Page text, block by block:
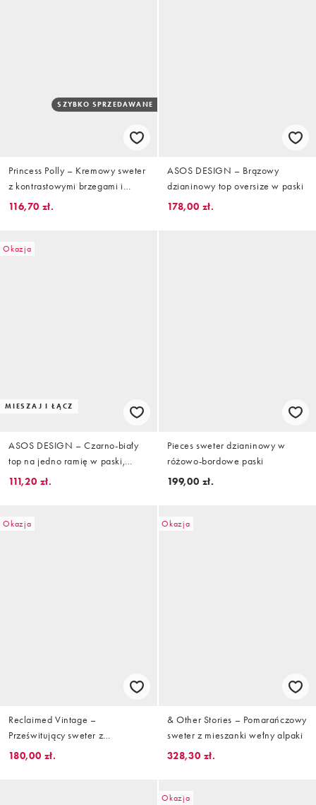
SZYBKO SPRZEDAWANE
Princess Polly – Kremowy sweter
z kontrastowymi brzegami i
grafiką konia
116,70 zł.
ASOS DESIGN – Brązowy
dzianinowy top oversize w paski
178,00 zł.
Okazja
MIESZAJ I ŁĄCZ
ASOS DESIGN – Czarno-biały
top na jedno ramię w paski,
część zestawu
111,20 zł.
Pieces sweter dzianinowy w
różowo-bordowe paski
199,00 zł.
Okazja
Reclaimed Vintage –
Prześwitujący sweter z
balonowymi rękawami w paski
180,00 zł.
Okazja
& Other Stories – Pomarańczowy
sweter z mieszanki wełny alpaki
328,30 zł.
Okazja